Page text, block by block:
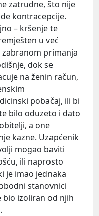
zatrudne, što nije
kontracepcije.
– kršenje te
u već
primanja
dok se
na ženin račun,
pobačaj, ili bi
bilo oduzeto i dato
a one
kazne. Uzapćenik
mogao baviti
ili naprosto
je imao jednaka
stanovnici
bio izoliran od njih